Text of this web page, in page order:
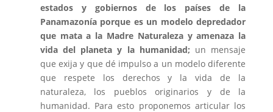
estados y gobiernos de los países de la
Panamazonía porque es un modelo depredador
que mata a la Madre Naturaleza y amenaza la
vida del planeta y la humanidad; un mensaje
que exija y que dé impulso a un modelo diferente
que respete los derechos y la vida de la
naturaleza, los pueblos originarios y de la
humanidad. Para esto proponemos articular los